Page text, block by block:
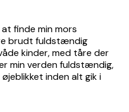
finde min mors
brudt fuldstændig
kinder, med tåre der
min verden fuldstændig,
inden alt gik i